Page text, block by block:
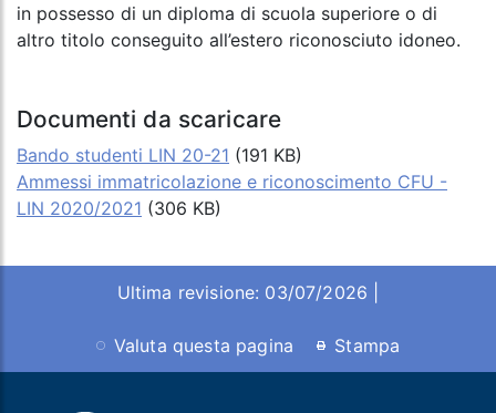
in possesso di un diploma di scuola superiore o di
altro titolo conseguito all’estero riconosciuto idoneo.
Documenti da scaricare
Bando studenti LIN 20-21 (191 KB)
Ammessi immatricolazione e riconoscimento CFU -
LIN 2020/2021 (306 KB)
Ultima revisione: 03/07/2026 |
Valuta questa pagina Stampa